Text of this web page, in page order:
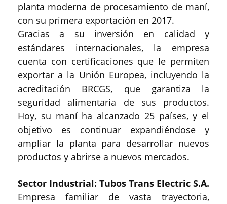
planta moderna de procesamiento de maní,
con su primera exportación en 2017.
Gracias a su inversión en calidad y
estándares internacionales, la empresa
cuenta con certificaciones que le permiten
exportar a la Unión Europea, incluyendo la
acreditación BRCGS, que garantiza la
seguridad alimentaria de sus productos.
Hoy, su maní ha alcanzado 25 países, y el
objetivo es continuar expandiéndose y
ampliar la planta para desarrollar nuevos
productos y abrirse a nuevos mercados.
Sector Industrial: Tubos Trans Electric S.A.
Empresa familiar de vasta trayectoria,